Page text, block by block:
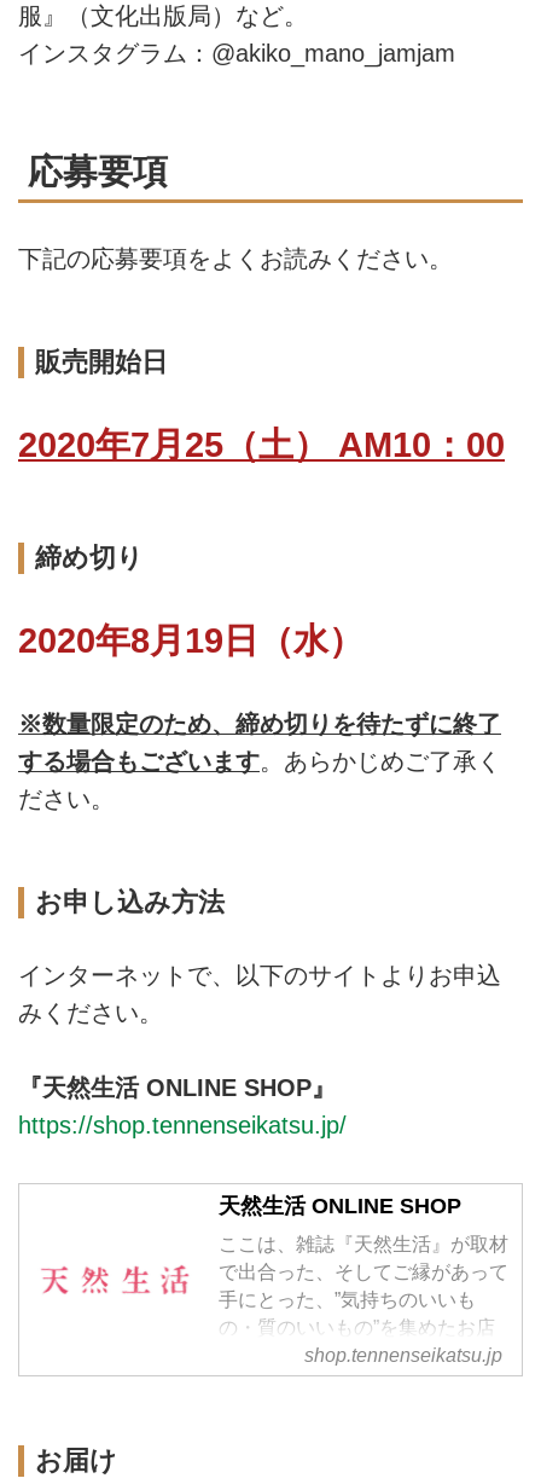
服』（文化出版局）など。
インスタグラム：@akiko_mano_jamjam
応募要項
下記の応募要項をよくお読みください。
販売開始日
2020年7月25（土） AM10：00
締め切り
2020年8月19日（水）
※数量限定のため、締め切りを待たずに終了
する場合もございます。あらかじめご了承く
ださい。
お申し込み方法
インターネットで、以下のサイトよりお申込
みください。
『天然生活 ONLINE SHOP』
https://shop.tennenseikatsu.jp/
天然生活 ONLINE SHOP
ここは、雑誌『天然生活』が取材
で出合った、そしてご縁があって
手にとった、”気持ちのいいも
の・質のいいもの”を集めたお店
です。職人や作家、ブランドとの
コラボレーションで生まれたオリ
shop.tennenseikatsu.jp
お届け